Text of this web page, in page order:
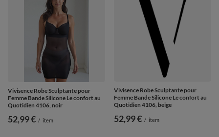
Vivisence Robe Sculptante pour
Femme Bande Silicone Le confort au
Quotidien 4106, noir
52,99 € / item
Vivisence Robe Sculptante pour
Femme Bande Silicone Le confort au
Quotidien 4106, beige
52,99 € / item